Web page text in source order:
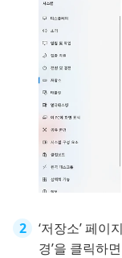
‘저장소’ 페이
경’을 클릭하